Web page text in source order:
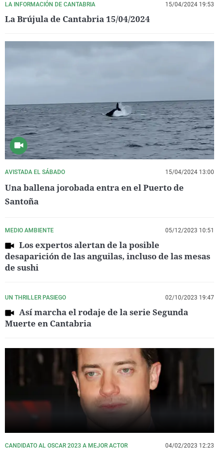
LA INFORMACIÓN DE CANTABRIA 15/04/2024 19:53
La Brújula de Cantabria 15/04/2024
AVISTADA EL SÁBADO 15/04/2024 13:00
Una ballena jorobada entra en el Puerto de
Santoña
MEDIO AMBIENTE 05/12/2023 10:51
Los expertos alertan de la posible
desaparición de las anguilas, incluso de las mesas
de sushi
UN THRILLER PASIEGO 02/10/2023 19:47
Así marcha el rodaje de la serie Segunda
Muerte en Cantabria
CANDIDATO AL OSCAR 2023 A MEJOR ACTOR 04/02/2023 12:23